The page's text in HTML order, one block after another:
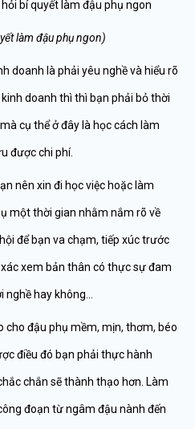
làm đậu phụ ngon)
doanh là phải yêu nghề và hiểu rõ
doanh thì thì bạn phải bỏ thời
cụ thể ở đây là học cách làm
được chi phí.
nên xin đi học việc hoặc làm
một thời gian nhằm nắm rõ về
để bạn va chạm, tiếp xúc trước
xem bản thân có thực sự đam
hay không…
cho đậu phụ mềm, mịn, thơm, béo
điều đó bạn phải thực hành
chắn sẽ thành thạo hơn. Làm
đoạn từ ngâm đậu nành đến